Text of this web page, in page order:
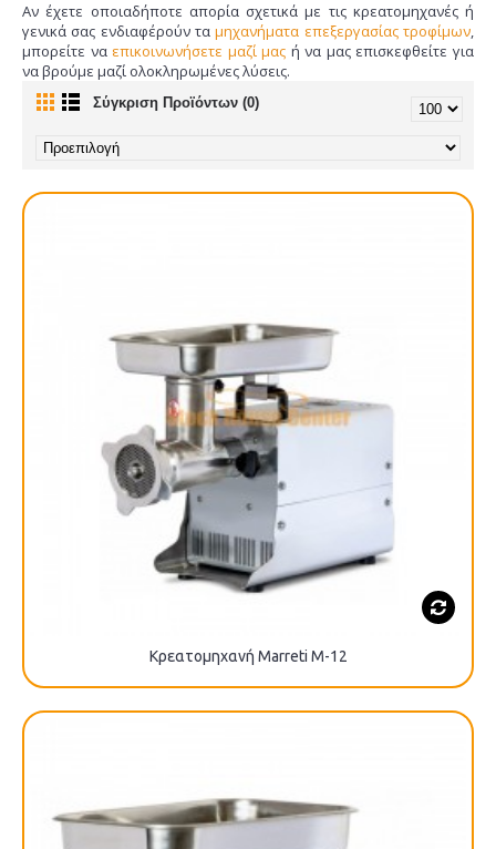
Αν έχετε οποιαδήποτε απορία σχετικά με τις κρεατομηχανές ή
γενικά σας ενδιαφέρούν ταμηχανήματα επεξεργασίας τροφίμων,
μπορείτε να επικοινωνήσετε μαζί μας ή να μας επισκεφθείτε για
να βρούμε μαζί ολοκληρωμένες λύσεις.
Σύγκριση Προϊόντων (0)
Κρεατομηχανή Marreti M-12